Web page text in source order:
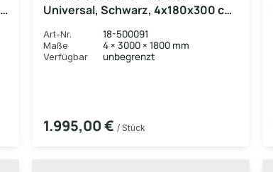
Universal, Schwarz, 4x180x300 cm,
DB703
Art-Nr. 18-500091
Maße 4 × 3000 × 1800 mm
Verfügbar unbegrenzt
1.995,00 € / Stück